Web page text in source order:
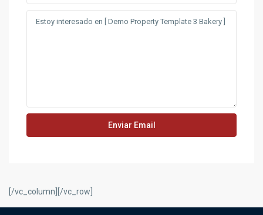
[/vc_column][/vc_row]